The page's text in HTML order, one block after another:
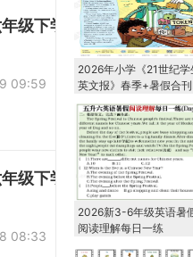
级下学期6月模拟预测英
09:59
级下学期6月模拟预测英
08:33
2026年小学《21世纪学
英文报》春季+暑假合
DF电子版下载
2026新3-6年级英语暑
阅读理解每日一练